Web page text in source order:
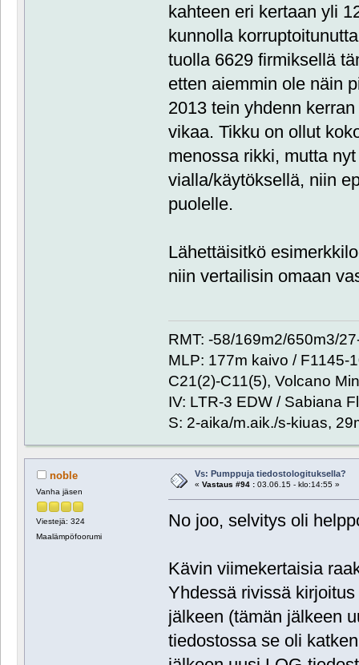
kahteen eri kertaan yli
kunnolla
tuolla 6629 firmiksellä
etten aiemmin ole näin
2013 tein yhdenn
vikaa. Tikku on ollut
menossa rikki, mutta
vialla/käytöksellä, niin
puolelle.
Lähettäisitkö
niin vertailisin omaan
RMT: -58/169m2/650m3/
MLP: 177m kaivo / F1145-
C21(2)-C11(5), Volcano
IV: LTR-3 EDW / Sabiana
S: 2-aika/m.aik./s-kiuas,
noble
Vanha jäsen
Viestejä: 324
Maalämpöfoorumi
Vs: Pumppuja tiedostologituksella?
« Vastaus #94 :03.06.15 - klo:14:55 »
No joo, selvitys oli
Kävin viimekertaisia
Yhdessä rivissä
jälkeen (tämän jälkeen
tiedostossa se oli